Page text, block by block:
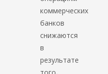
коммерческих
банков
снижаются
в
результате